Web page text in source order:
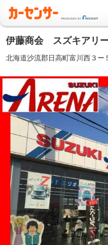
伊藤商会 スズキアリー
北海道沙流郡日高町富川西３ー